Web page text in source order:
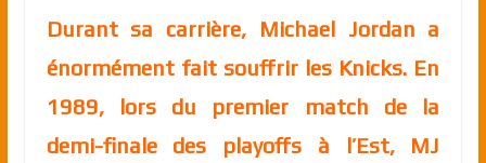
Durant sa carrière, Michael Jordan a
énormément fait souffrir les Knicks. En
1989, lors du premier match de la
demi-finale des playoffs à l’Est, MJ